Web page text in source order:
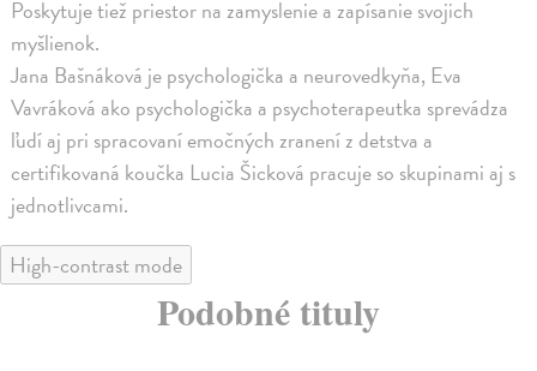
Poskytuje tiež priestor na zamyslenie a zapísanie svojich
myšlienok.
Jana Bašnáková je psychologička a neurovedkyňa, Eva
Vavráková ako psychologička a psychoterapeutka sprevádza
ľudí aj pri spracovaní emočných zranení z detstva a
certifikovaná koučka Lucia Šicková pracuje so skupinami aj s
jednotlivcami.
High-contrast mode
Podobné tituly